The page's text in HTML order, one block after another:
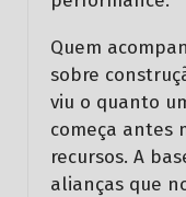
Quem
sobre
viu o quanto
começa antes
recursos. A
alianças que